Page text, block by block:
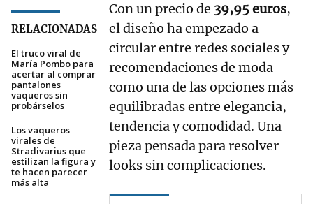
RELACIONADAS
El truco viral de
María Pombo para
acertar al comprar
pantalones
vaqueros sin
probárselos
Los vaqueros
virales de
Stradivarius que
estilizan la figura y
te hacen parecer
más alta
Con un precio de 39,95 euros,
el diseño ha empezado a
circular entre redes sociales y
recomendaciones de moda
como una de las opciones más
equilibradas entre elegancia,
tendencia y comodidad. Una
pieza pensada para resolver
looks sin complicaciones.